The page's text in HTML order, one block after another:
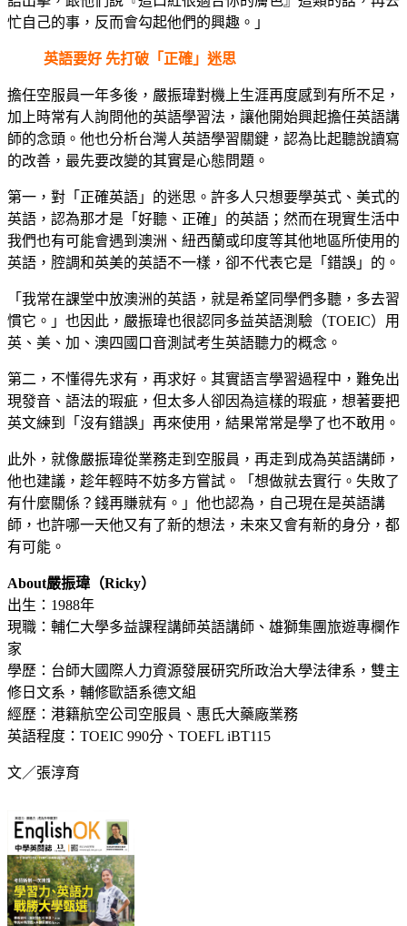
忙自己的事，反而會勾起他們的興趣。」
英語要好 先打破「正確」迷思
擔任空服員一年多後，嚴振瑋對機上生涯再度感到有所不足，
加上時常有人詢問他的英語學習法，讓他開始興起擔任英語講
師的念頭。他也分析台灣人英語學習關鍵，認為比起聽說讀寫
的改善，最先要改變的其實是心態問題。
第一，對「正確英語」的迷思。許多人只想要學英式、美式的
英語，認為那才是「好聽、正確」的英語；然而在現實生活中
我們也有可能會遇到澳洲、紐西蘭或印度等其他地區所使用的
英語，腔調和英美的英語不一樣，卻不代表它是「錯誤」的。
「我常在課堂中放澳洲的英語，就是希望同學們多聽，多去習
慣它。」也因此，嚴振瑋也很認同多益英語測驗（TOEIC）用
英、美、加、澳四國口音測試考生英語聽力的概念。
第二，不懂得先求有，再求好。其實語言學習過程中，難免出
現發音、語法的瑕疵，但太多人卻因為這樣的瑕疵，想著要把
英文練到「沒有錯誤」再來使用，結果常常是學了也不敢用。
此外，就像嚴振瑋從業務走到空服員，再走到成為英語講師，
他也建議，趁年輕時不妨多方嘗試。「想做就去實行。失敗了
有什麼關係？錢再賺就有。」他也認為，自己現在是英語講
師，也許哪一天他又有了新的想法，未來又會有新的身分，都
有可能。
About嚴振瑋（Ricky）
出生：1988年
現職：輔仁大學多益課程講師英語講師、雄獅集團旅遊專欄作
家
學歷：台師大國際人力資源發展研究所政治大學法律系，雙主
修日文系，輔修歐語系德文組
經歷：港籍航空公司空服員、惠氏大藥廠業務
英語程度：TOEIC 990分、TOEFL iBT115
文／張淳育